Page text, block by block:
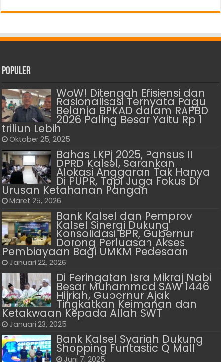
Populer
WoW! Ditengah Efisiensi dan
Rasionalisasi Ternyata Pagu
Belanja BPKAD dalam RAPBD
2026 Paling Besar Yaitu Rp 1
triliun Lebih
Oktober 25, 2025
Bahas LKPj 2025, Pansus II
DPRD Kalsel, Sarankan
Alokasi Anggaran Tak Hanya
Di PUPR, Tapi Juga Fokus Di
Urusan Ketahanan Pangan
Maret 25, 2026
Bank Kalsel dan Pemprov
Kalsel Sinergi Dukung
Konsolidasi BPR, Gubernur
Dorong Perluasan Akses
Pembiayaan Bagi UMKM Pedesaan
Januari 22, 2026
Di Peringatan Isra Mikraj Nabi
Besar Muhammad SAW 1446
Hijriah, Gubernur Ajak
Tingkatkan Keimanan dan
Ketakwaan Kepada Allah SWT
Januari 23, 2025
Bank Kalsel Syariah Dukung
Shopping Funtastic Q Mall
Juni 7, 2025